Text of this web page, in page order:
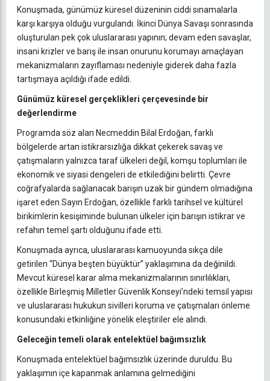
Konuşmada, günümüz küresel düzeninin ciddi sınamalarla
karşı karşıya olduğu vurgulandı. İkinci Dünya Savaşı sonrasında
oluşturulan pek çok uluslararası yapının; devam eden savaşlar,
insani krizler ve barış ile insan onurunu korumayı amaçlayan
mekanizmaların zayıflaması nedeniyle giderek daha fazla
tartışmaya açıldığı ifade edildi.
Günümüz küresel gerçeklikleri çerçevesinde bir
değerlendirme
Programda söz alan Necmeddin Bilal Erdoğan, farklı
bölgelerde artan istikrarsızlığa dikkat çekerek savaş ve
çatışmaların yalnızca taraf ülkeleri değil, komşu toplumları ile
ekonomik ve siyasi dengeleri de etkilediğini belirtti. Çevre
coğrafyalarda sağlanacak barışın uzak bir gündem olmadığına
işaret eden Sayın Erdoğan, özellikle farklı tarihsel ve kültürel
birikimlerin kesişiminde bulunan ülkeler için barışın istikrar ve
refahın temel şartı olduğunu ifade etti.
Konuşmada ayrıca, uluslararası kamuoyunda sıkça dile
getirilen “Dünya beşten büyüktür” yaklaşımına da değinildi.
Mevcut küresel karar alma mekanizmalarının sınırlılıkları,
özellikle Birleşmiş Milletler Güvenlik Konseyi’ndeki temsil yapısı
ve uluslararası hukukun sivilleri koruma ve çatışmaları önleme
konusundaki etkinliğine yönelik eleştiriler ele alındı.
Geleceğin temeli olarak entelektüel bağımsızlık
Konuşmada entelektüel bağımsızlık üzerinde duruldu. Bu
yaklaşımın içe kapanmak anlamına gelmediğini